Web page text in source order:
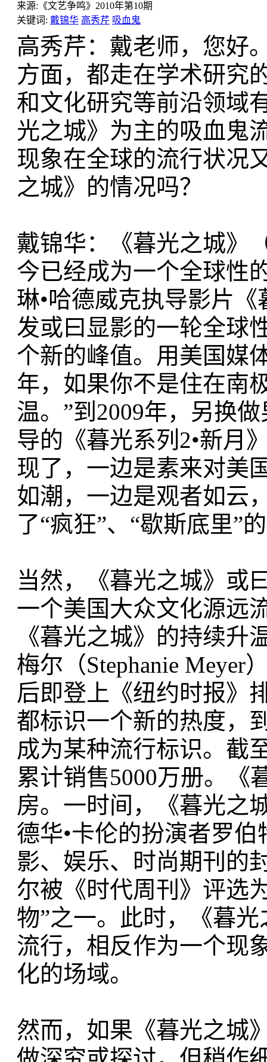
来源: 《文艺争鸣》2010年第10期
关键词: 戴锦华 高秀芹 吸血鬼
高秀芹：戴老师，您好
方面，都走在学术研究
和文化研究等前沿领域
光之城》为主的吸血鬼
现象在全球的流行状况
之城》的情况吗？
戴锦华：《暮光之城》
今已经成为一个全球性
琳•哈德威克执导影片
发或曰显影的一轮全球
个新的峰值。用美国媒
年，如果你不是住在南
温。”到2009年，另换
导的《暮光系列2•新月
现了，一边是素来对美
如潮，一边是观者如云
了“疯狂”、“歇斯底里”
当然，《暮光之城》或
一个美国大众文化源远
《暮光之城》的持续升
梅尔（Stephanie Meyer
后即登上《纽约时报》
都标识一个新的热度，
成为某种流行标识。截
累计销售5000万册。《
房。一时间，《暮光之
德华•卡伦的扮演者罗
影、娱乐、时尚期刊的
尔被《时代周刊》评选
物”之一。此时，《暮
流行，相反作为一个现
化的场域。
然而，如果《暮光之城